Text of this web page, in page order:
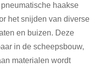
haakse
het snijden van diverse
en buizen. Deze
in de scheepsbouw,
materialen wordt